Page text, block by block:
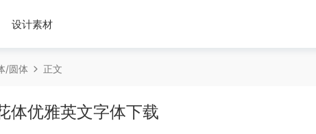
设计素材
/圆体 正文
优雅英文字体下载